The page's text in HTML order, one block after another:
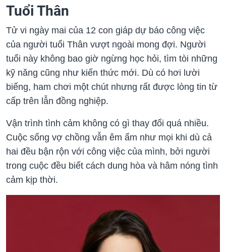
Tuổi Thân
Tử vi ngày mai của 12 con giáp dự báo công việc
của người tuổi Thân vượt ngoài mong đợi. Người
tuổi này không bao giờ ngừng học hỏi, tìm tòi những
kỹ năng cũng như kiến thức mới. Dù có hơi lười
biếng, ham chơi một chút nhưng rất được lòng tin từ
cấp trên lẫn đồng nghiệp.
Vận trình tình cảm không có gì thay đổi quá nhiều.
Cuộc sống vợ chồng vẫn êm ấm như mọi khi dù cả
hai đều bận rộn với công việc của mình, bởi người
trong cuộc đều biết cách dung hòa và hâm nóng tình
cảm kịp thời.